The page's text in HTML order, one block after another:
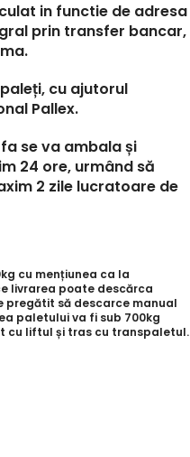
in functie de adresa
prin transfer bancar,
cu ajutorul
Pallex.
se va ambala și
24 ore, urmând să
2 zile lucratoare de
cu mențiunea ca la
livrarea poate descărca
pregătit să descarce manual
paletului va fi sub 700kg
cu liftul și tras cu transpaletul.